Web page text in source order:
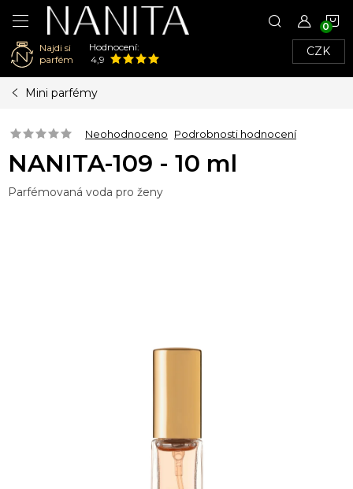
Najdi si
parfém
Hodnocení:
4,9
CZK
Mini parfémy
Neohodnoceno Podrobnosti hodnocení
NANITA-109 - 10 ml
Parfémovaná voda pro ženy